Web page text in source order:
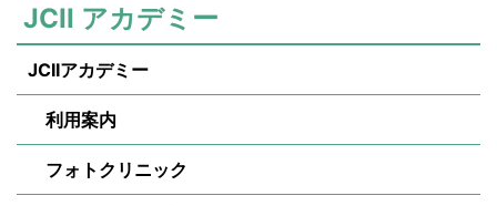
JCII アカデミー
JCIIアカデミー
利用案内
フォトクリニック